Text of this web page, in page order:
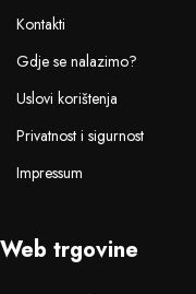
Kontakti
Gdje se nalazimo?
Uslovi korištenja
Privatnost i sigurnost
Impressum
Web trgovine